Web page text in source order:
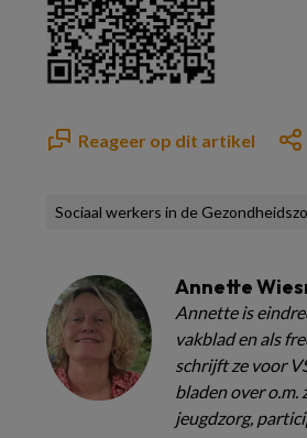
Reageer op dit artikel
Sociaal werkers in de
Annette
Annette is
vakblad en als
schrijft ze voor
bladen over o.m.
jeugdzorg,